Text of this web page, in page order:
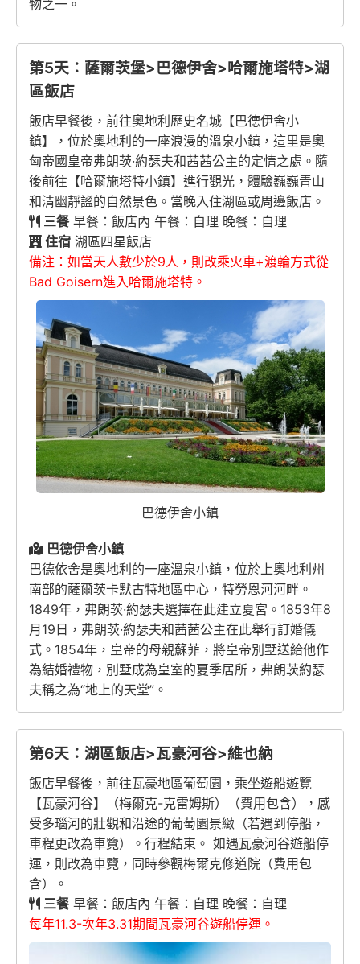
物之一。
第5天：薩爾茨堡>巴德伊舍>哈爾施塔特>湖
區飯店
飯店早餐後，前往奧地利歷史名城【巴德伊舍小
鎮】，位於奧地利的一座浪漫的溫泉小鎮，這里是奧
匈帝國皇帝弗朗茨·約瑟夫和茜茜公主的定情之處。隨
後前往【哈爾施塔特小鎮】進行觀光，體驗巍巍青山
和清幽靜謐的自然景色。當晚入住湖區或周邊飯店。
三餐早餐：飯店內 午餐：自理 晚餐：自理
住宿 湖區四星飯店
備注：如當天人數少於9人，則改乘火車+渡輪方式從
Bad Goisern進入哈爾施塔特。
巴德伊舍小鎮
巴德伊舍小鎮
巴德依舍是奧地利的一座溫泉小鎮，位於上奧地利州
南部的薩爾茨卡默古特地區中心，特勞恩河河畔。
1849年，弗朗茨·約瑟夫選擇在此建立夏宮。1853年8
月19日，弗朗茨·約瑟夫和茜茜公主在此舉行訂婚儀
式。1854年，皇帝的母親蘇菲，將皇帝別墅送給他作
為結婚禮物，別墅成為皇室的夏季居所，弗朗茨約瑟
夫稱之為“地上的天堂”。
第6天：湖區飯店>瓦豪河谷>維也納
飯店早餐後，前往瓦豪地區葡萄園，乘坐遊船遊覽
【瓦豪河谷】（梅爾克-克雷姆斯）（費用包含），感
受多瑙河的壯觀和沿途的葡萄園景緻（若遇到停船，
車程更改為車覽）。行程結束。 如遇瓦豪河谷遊船停
運，則改為車覽，同時參觀梅爾克修道院（費用包
含）。
三餐早餐：飯店內 午餐：自理 晚餐：自理
每年11.3-次年3.31期間瓦豪河谷遊船停運。